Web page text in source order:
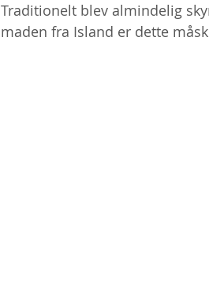
Traditionelt blev almindelig
maden fra Island er dette